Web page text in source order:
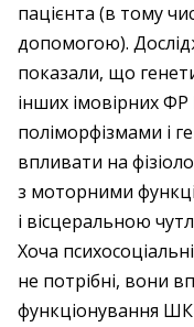
пацієнта (в тому
допомогою).
показали, що
інших імовірних
поліморфізмами і
впливати на
з моторними
і вісцеральною
Хоча
не потрібні, вони
функціонування